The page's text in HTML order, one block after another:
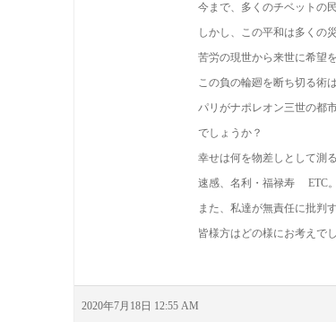
今まで、多くのチベットの
しかし、この平和は多くの
苦労の現世から来世に希望
この負の輪廻を断ち切る術
パリがナポレオン三世の都
でしょうか？
幸せは何を物差しとして測
速感、名利・福禄寿 ETC。
また、私達が無責任に批判
皆様方はどの様にお考えで
2020年7月18日 12:55 AM